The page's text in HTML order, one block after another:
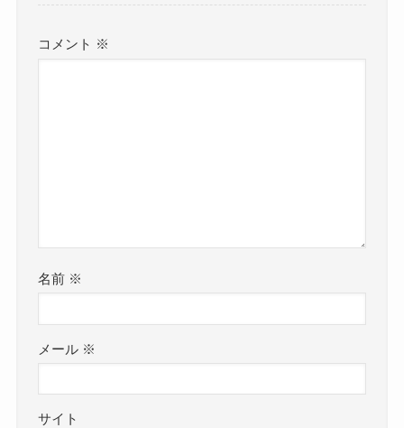
コメント ※
名前 ※
メール ※
サイト